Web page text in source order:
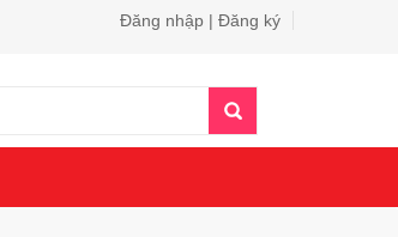
Đăng nhập | Đăng ký